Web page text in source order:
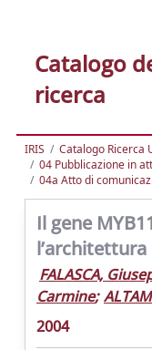
Catalogo
ricerca
IRIS
Catalogo Ricerca
04 Pubblicazione in
04a Atto di
Il gene
FALASCA,
Carmine;
2004